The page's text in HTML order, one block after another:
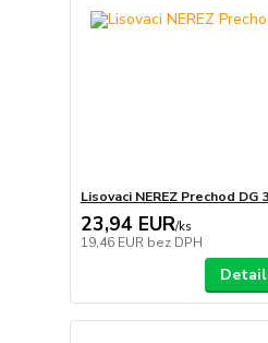
Lisovaci NEREZ Prechod DG
23,94 EUR/ks
19,46 EUR bez DPH
Detail